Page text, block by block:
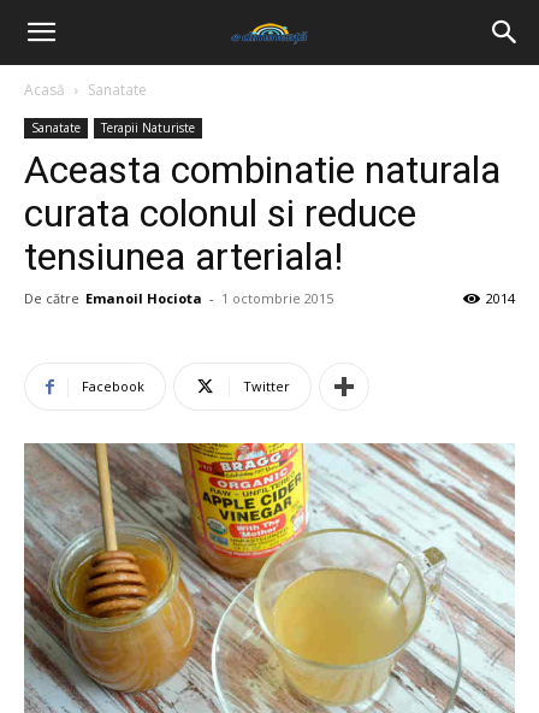
Acasă Sanatate
Sanatate Terapii Naturiste
Aceasta combinatie naturala
curata colonul si reduce
tensiunea arteriala!
De către Emanoil Hociota - 1 octombrie 2015 2014
Facebook Twitter